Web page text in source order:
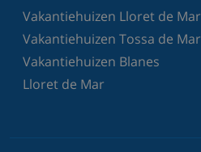
Vakantiehuizen Lloret de Mar
Vakantiehuizen Tossa de Mar
Vakantiehuizen Blanes
Lloret de Mar